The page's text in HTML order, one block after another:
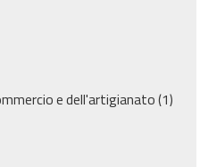
e dell'artigianato(1)